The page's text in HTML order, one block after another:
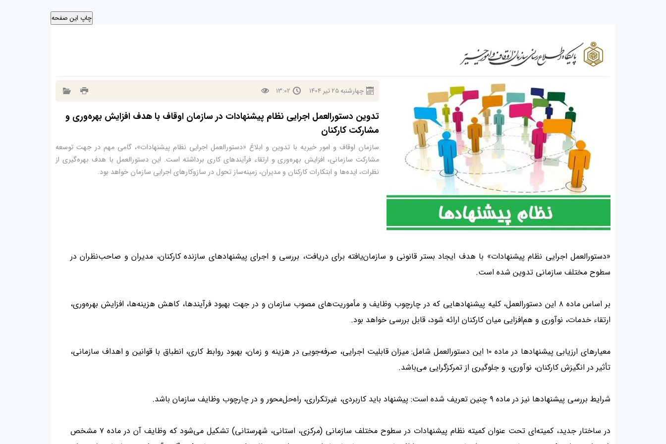
چهارشنبه25تير 1404
13:02
تدوین دستورالعمل اجرایی نظام پیشنهادات در سازمان اوقاف با هدف افزایش بهره‌وری و
مشارکت کارکنان
سازمان اوقاف و امور خیریه با تدوین و ابلاغ «دستورالعمل اجرایی نظام پیشنهادات»، گامی مهم در جهت توسعه
مشارکت سازمانی، افزایش بهره‌وری و ارتقاء فرآیندهای کاری برداشته است. این دستورالعمل با هدف بهره‌گیری از
نظرات، ایده‌ها و ابتکارات کارکنان و مدیران، زمینه‌ساز تحول در سازوکارهای اجرایی سازمان خواهد بود.
«دستورالعمل اجرایی نظام پیشنهادات» با هدف ایجاد بستر قانونی و سازمان‌یافته برای دریافت، بررسی و اجرای پیشنهادهای سازنده کارکنان، مدیران و صاحب‌نظران در
سطوح مختلف سازمانی تدوین شده است.
بر اساس ماده۸ این دستورالعمل، کلیه پیشنهادهایی که در چارچوب وظایف و مأموریت‌های مصوب سازمان و در جهت بهبود فرآیندها، کاهش هزینه‌ها، افزایش بهره‌وری،
ارتقاء خدمات، نوآوری و هم‌افزایی میان کارکنان ارائه شود، قابل بررسی خواهد بود.
معیارهای ارزیابی پیشنهادها در ماده ۱۰ این دستورالعمل شامل: میزان قابلیت اجرایی، صرفه‌جویی در هزینه و زمان، بهبود روابط کاری، انطباق با قوانین و اهداف سازمانی،
تأثیر در انگیزش کارکنان، نوآوری، و جلوگیری از تمرکزگرایی می‌باشد.
شرایط بررسی پیشنهادها نیز در ماده ۹ چنین تعریف شده است: پیشنهاد باید کاربردی، غیرتکراری، راه‌حل‌محور و در چارچوب وظایف سازمان باشد.
در ساختار جدید، کمیته‌ای تحت عنوان کمیته نظام پیشنهادات در سطوح مختلف سازمانی (مرکزی، استانی، شهرستانی) تشکیل می‌شود که وظایف آن در ماده ۷ مشخص